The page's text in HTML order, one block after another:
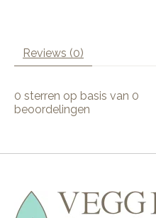
Reviews (0)
0 sterren op basis van 0
beoordelingen